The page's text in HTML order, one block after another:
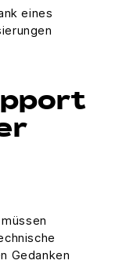
eines
Gedanken